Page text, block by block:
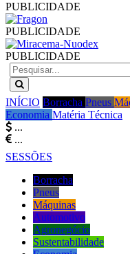
PUBLICIDADE
PUBLICIDADE
PUBLICIDADE
INÍCIO Borracha Pneus
Economia Matéria Técnica
...
...
SESSÕES
Borracha
Pneus
Máquinas
Automotivo
Agronegócio
Sustentabilidade